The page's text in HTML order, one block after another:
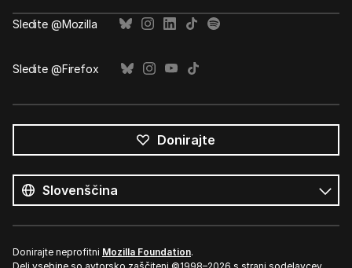
Sledite @Mozilla
Sledite @Firefox
Donirajte
jeziki
Jezik
Donirajte neprofitni Mozilla Foundation.